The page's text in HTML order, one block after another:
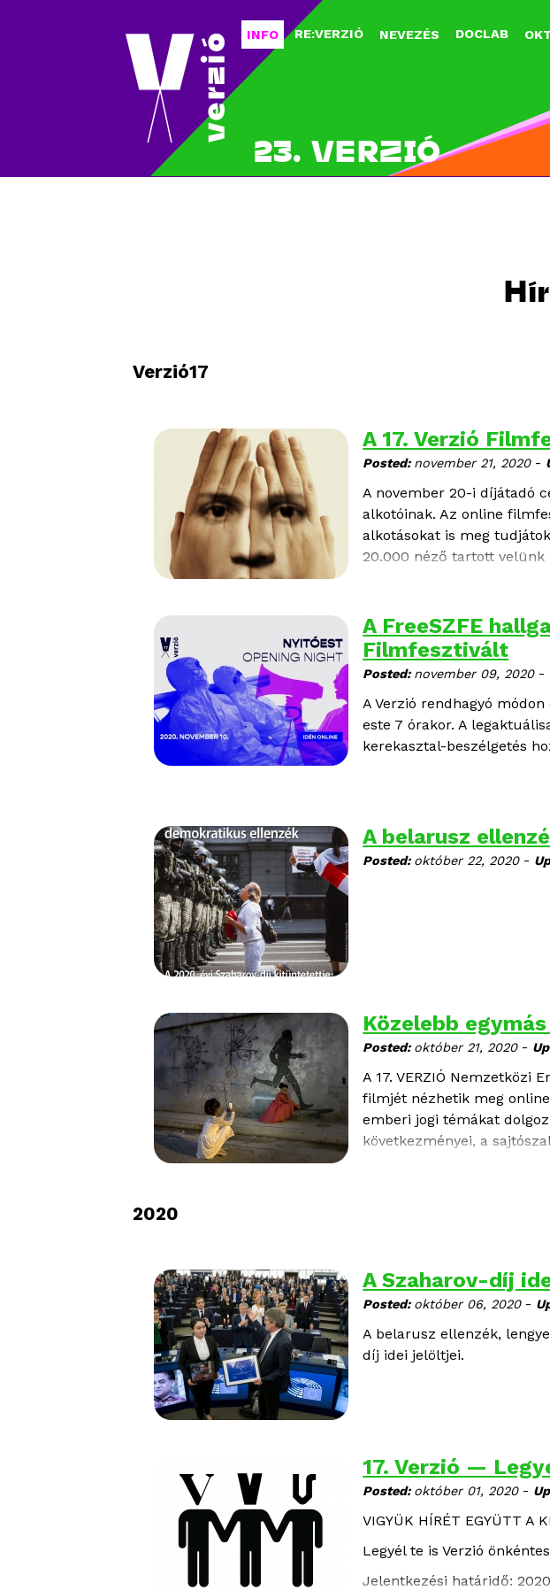
INFO RE:VERZIÓ NEVEZÉS DOCLAB
23. VERZIÓ
Verzió17
A 17. Verzió
Posted:november 21, 2020 -
A november 20-i díjátadó
alkotóinak. Az online
alkotásokat is meg
20.000 néző tartott velünk
A FreeSZFE
Filmfesztivált
Posted:november 09, 2020 -
A Verzió rendhagyó
este 7 órakor. A
kerekasztal-beszélgetés
A belarusz
Posted:október 22, 2020 -
Közelebb
Posted:október 21, 2020 -
A 17. VERZIÓ Nemzetközi
filmjét nézhetik meg
emberi jogi témákat
következményei, a
2020
A Szaharov-díj
Posted:október 06, 2020 -
A belarusz ellenzék,
díj idei jelöltjei.
17. Verzió —
Posted:október 01, 2020 -
VIGYÜK HÍRÉT EGYÜTT A
Legyél te is Verzió
Jelentkezési határidő: